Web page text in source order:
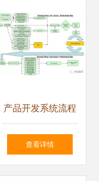
类参数实战开发
产品开发系统流程
概略
查看详情